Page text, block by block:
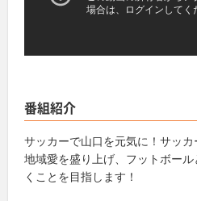
番組紹介
サッカーで山口を元気に！サッ
地域愛を盛り上げ、フットボー
くことを目指します！